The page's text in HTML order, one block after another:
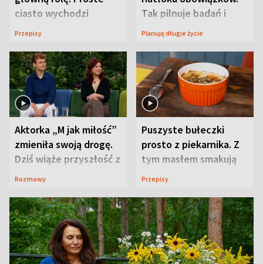
ciasto wychodzi
wyjątkowo wilgotne
Przepisy
Tak pilnuje badań i
wizyt
Planuję długie życie
Aktorka „M jak miłość”
zmieniła swoją drogę.
Dziś wiąże przyszłość z
neurobiologią
Rozmowy
Puszyste bułeczki
prosto z piekarnika. Z
tym masłem smakują
jeszcze lepiej
Przepisy